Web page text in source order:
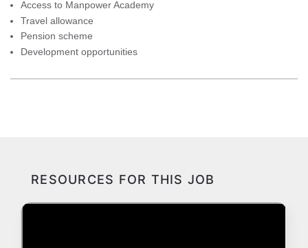
Access to Manpower Academy
Travel allowance
Pension scheme
Development opportunities
RESOURCES FOR THIS JOB